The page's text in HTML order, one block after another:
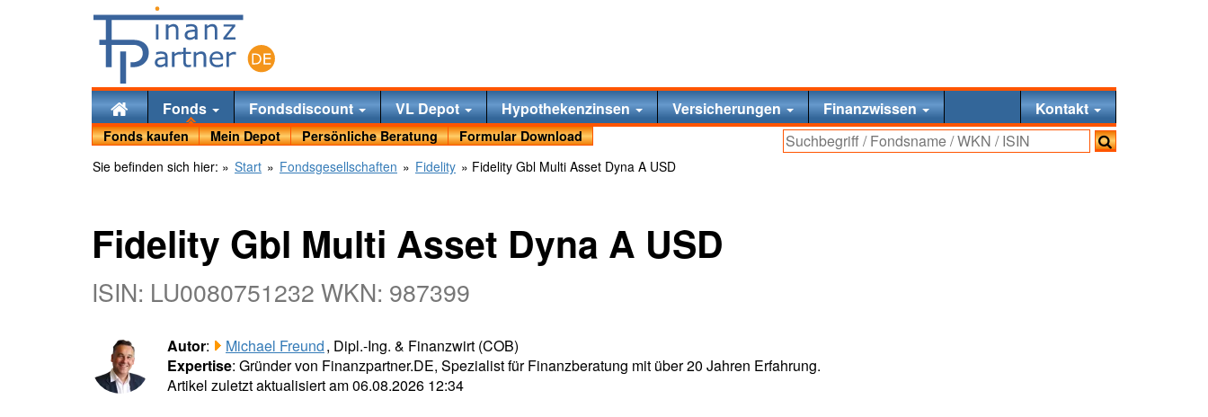
Fonds Fondsdiscount VL Depot Hypothekenzinsen Versicherungen Finanzwissen Kontakt
Fonds kaufen Mein Depot Persönliche Beratung
Formular Download
Sie befinden sich hier: » Start » Fondsgesellschaften » Fidelity » Fidelity Gbl Multi Asset Dyna A USD
Fidelity Gbl Multi Asset Dyna A USD
ISIN: LU0080751232 WKN: 987399
Autor: Michael Freund, Dipl.-Ing. & Finanzwirt (COB)
Expertise: Gründer von Finanzpartner.DE, Spezialist für Finanzberatung mit über 20 Jahren Erfahrung.
Artikel zuletzt aktualisiert am 06.08.2026 12:34